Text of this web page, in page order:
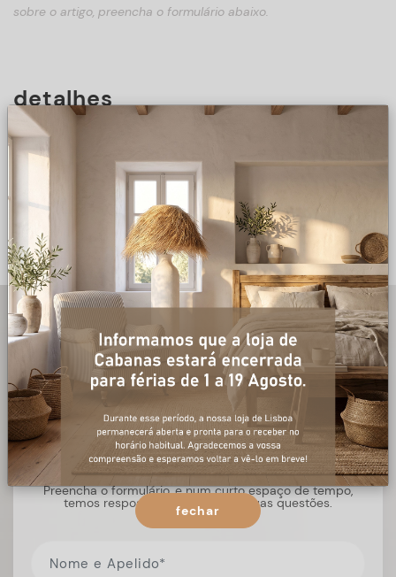
sobre o artigo, preencha o formulário abaixo.
detalhes
DESCRIÇÃO
+ informações
Preencha o formulário, e num curto espaço de tempo,
temos respostas para todas as suas questões.
fechar